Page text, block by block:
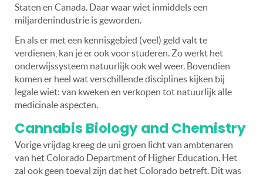
Staten en Canada. Daar waar wiet inmiddels een
miljardenindustrie is geworden.
En als er met een kennisgebied (veel) geld valt te
verdienen, kan je er ook voor studeren. Zo werkt het
onderwijssysteem natuurlijk ook wel weer. Bovendien
komen er heel wat verschillende disciplines kijken bij
legale wiet: van kweken en verkopen tot natuurlijk alle
medicinale aspecten.
Cannabis Biology and Chemistry
Vorige vrijdag kreeg de uni groen licht van ambtenaren
van het Colorado Department of Higher Education. Het
zal ook geen toeval zijn dat het Colorado betreft. Dit was